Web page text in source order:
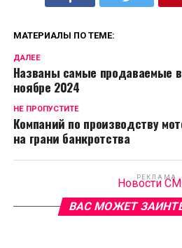
МАТЕРИАЛЫ ПО ТЕМЕ:
ДАЛЕЕ
Названы самые продаваемые
ноябре 2024
НЕ ПРОПУСТИТЕ
Компаний по производству
на грани банкротства
РЕКЛАМА
Новости
ВАС МОЖЕТ